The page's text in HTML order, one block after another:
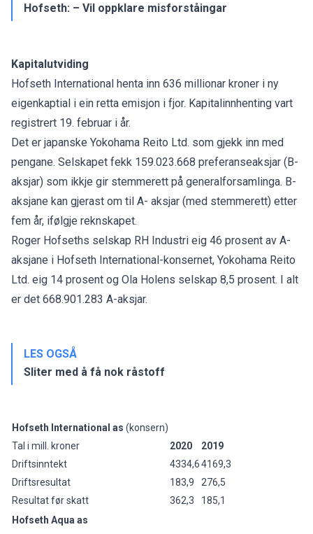
Hofseth: – Vil oppklare misforståingar
Kapitalutviding
Hofseth International henta inn 636 millionar kroner i ny
eigenkaptial i ein retta emisjon i fjor. Kapitalinnhenting vart
registrert 19. februar i år.
Det er japanske Yokohama Reito Ltd. som gjekk inn med
pengane. Selskapet fekk 159.023.668 preferanseaksjar (B-
aksjar) som ikkje gir stemmerett på generalforsamlinga. B-
aksjane kan gjerast om til A- aksjar (med stemmerett) etter
fem år, ifølgje reknskapet.
Roger Hofseths selskap RH Industri eig 46 prosent av A-
aksjane i Hofseth International-konsernet, Yokohama Reito
Ltd. eig 14 prosent og Ola Holens selskap 8,5 prosent. I alt
er det 668.901.283 A-aksjar.
LES OGSÅ
Sliter med å få nok råstoff
Hofseth International as (konsern)
Tal i mill. kroner
2020
2019
Driftsinntekt
4334,64169,3
Driftsresultat
183,9
276,5
Resultat før skatt
362,3
185,1
Hofseth Aqua as